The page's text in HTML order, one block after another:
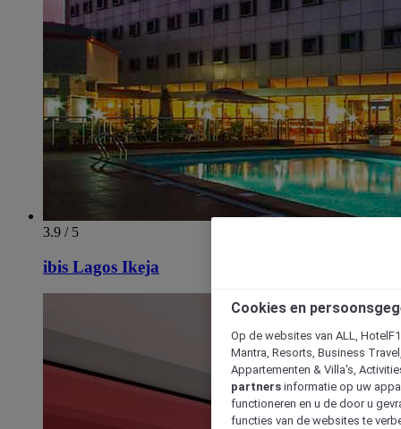
3.9 / 5
ibis Lagos Ikeja
Cookies en
Op de websites van ALL,
Mantra, Resorts, Business
Appartementen & Villa's,
partners informatie op uw
functioneren en u de door u
functies van de websites te